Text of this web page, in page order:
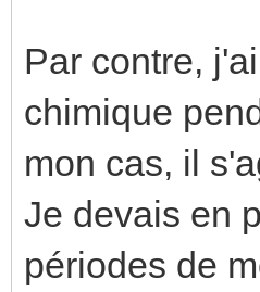
Par contre,
chimique
mon cas, il
Je devais en
périodes de